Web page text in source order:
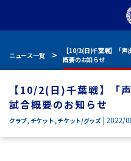
ニュース一覧
【10/2(日)千葉戦】「
概要のお知らせ
【10/2(日)千葉戦】「
試合概要のお知らせ
クラブ, チケット,チケット/グッズ| 2022/